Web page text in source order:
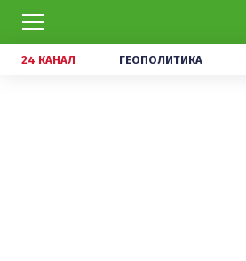
24 КАНАЛ ГЕОПОЛИТИКА